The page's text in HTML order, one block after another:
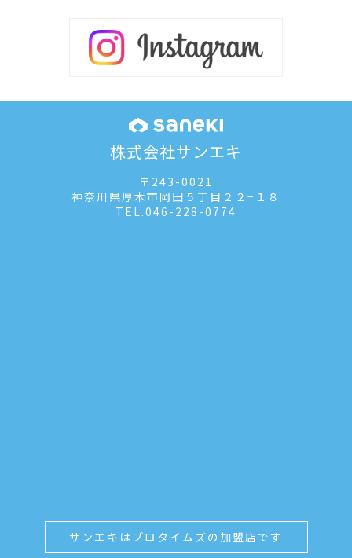
株式会社サンエキ
〒243-0021
神奈川県厚木市岡田５丁目２２−１８
TEL.046-228-0774
サンエキはプロタイムズの加盟店です